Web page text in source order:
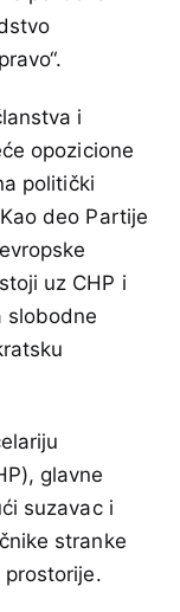
i
opozicione
politički
deo Partije
uz CHP i
slobodne
glavne
suzavac i
stranke
prostorije.